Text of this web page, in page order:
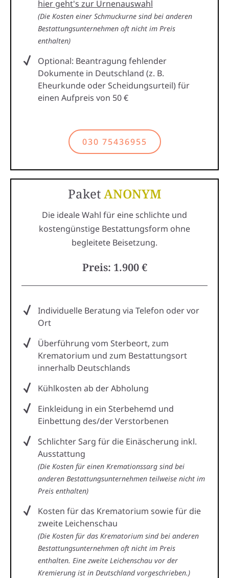
hier geht's zur Urnenauswahl
(Die Kosten einer Schmuckurne sind bei anderen
Bestattungsunternehmen oft nicht im Preis
enthalten)
Optional: Beantragung fehlender
Dokumente in Deutschland (z. B.
Eheurkunde oder Scheidungsurteil) für
einen Aufpreis von 50 €
030 75436955
PaketANONYM
Die ideale Wahl für eine schlichte und
kostengünstige Bestattungsform ohne
begleitete Beisetzung.
Preis: 1.900 €
Individuelle Beratung via Telefon oder vor
Ort
Überführung vom Sterbeort, zum
Krematorium und zum Bestattungsort
innerhalb Deutschlands
Kühlkosten ab der Abholung
Einkleidung in ein Sterbehemd und
Einbettung des/der Verstorbenen
Schlichter Sarg für die Einäscherung inkl.
Ausstattung
(Die Kosten für einen Kremationssarg sind bei
anderen Bestattungsunternehmen teilweise nicht im
Preis enthalten)
Kosten für das Krematorium sowie für die
zweite Leichenschau
(Die Kosten für das Krematorium sind bei anderen
Bestattungsunternehmen oft nicht im Preis
enthalten. Eine zweite Leichenschau vor der
Kremierung ist in Deutschland vorgeschrieben.)